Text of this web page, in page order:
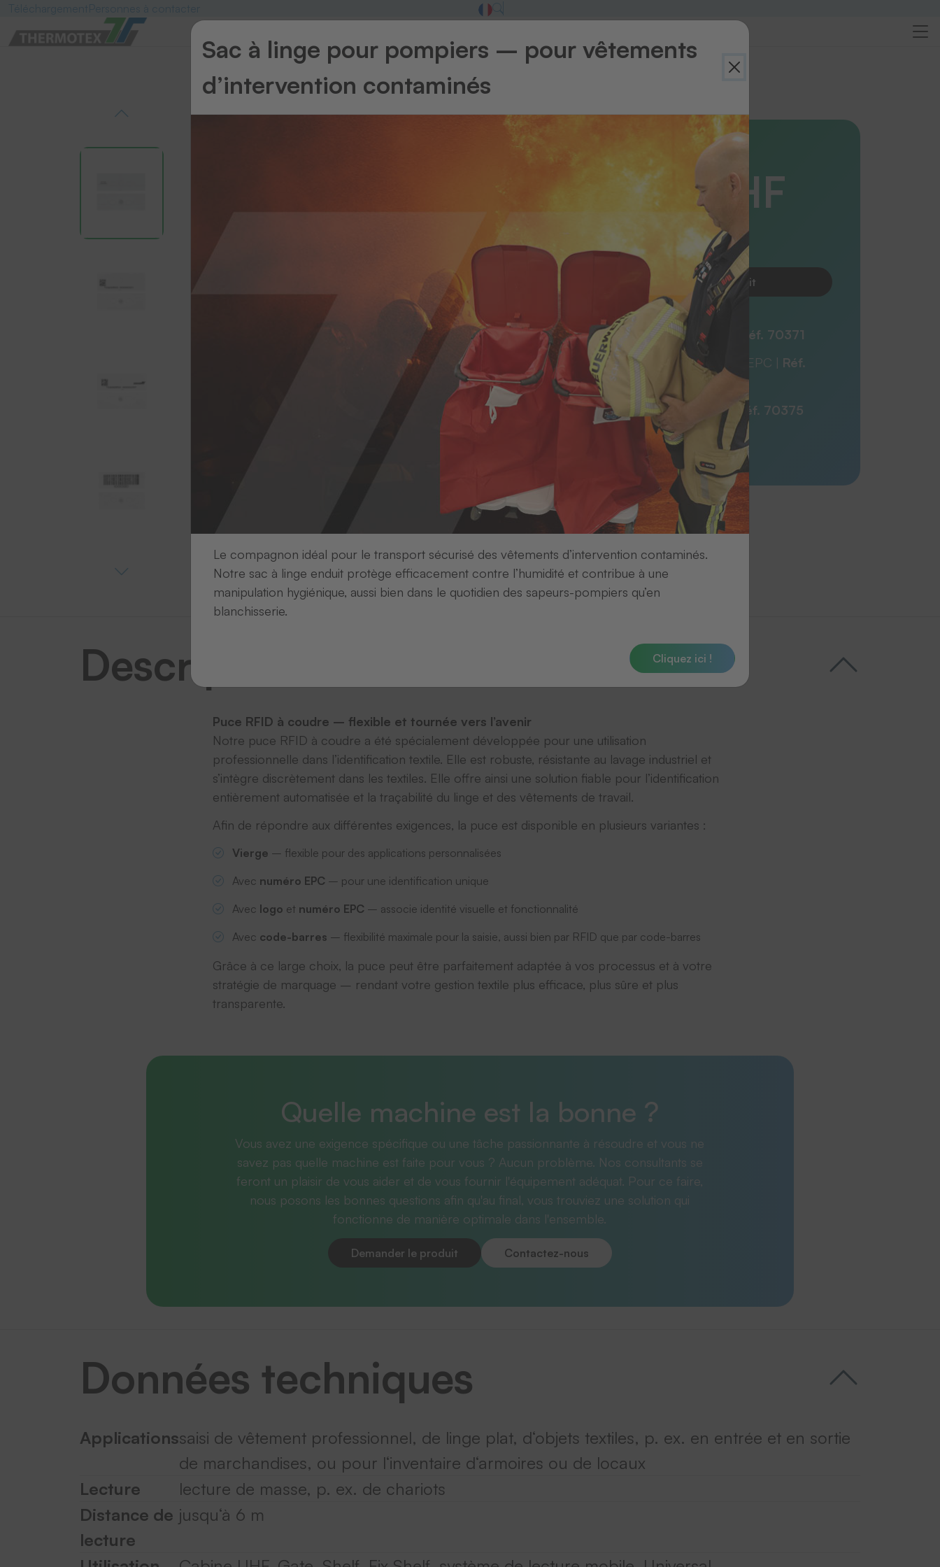
Puces UHF
F13
Demander le produit
Puce F13 Vierge |Réf. 70370
Puce F13 avec numéro EPC
| Réf. 70371
Puce F13 avec logo et numéro EPC | Réf.
70373
Puce F13 avec code-barres |
Réf. 70375
Description
Puce RFID à coudre – flexible et tournée vers l’avenir
Notre puce RFID à coudre a été spécialement développée pour une utilisation
professionnelle dans l’identification textile. Elle est robuste, résistante au lavage industriel et
s’intègre discrètement dans les textiles. Elle offre ainsi une solution fiable pour l’identification
entièrement automatisée et la traçabilité du linge et des vêtements de travail.
Afin de répondre aux différentes exigences, la puce est disponible en plusieurs variantes :
Vierge – flexible pour des applications personnalisées
Avec numéro EPC – pour une identification unique
Avec logo et numéro EPC – associe identité visuelle et fonctionnalité
Avec code-barres – flexibilité maximale pour la saisie, aussi bien par RFID que par code-barres
Grâce à ce large choix, la puce peut être parfaitement adaptée à vos processus et à votre
stratégie de marquage – rendant votre gestion textile plus efficace, plus sûre et plus
transparente.
Quelle machine est la bonne ?
Vous avez une exigence spécifique ou une tâche passionnante à résoudre et vous ne
savez pas quelle machine est faite pour vous ? Aucun problème. Nos consultants se
feront un plaisir de vous aider et de vous fournir l'équipement adéquat. Pour ce faire,
nous posons les bonnes questions afin qu'au final, vous trouviez une solution qui
fonctionne de manière optimale dans l'ensemble.
Demander le produit Contactez-nous
Données techniques
Applicationssaisi de vêtement professionnel, de linge plat, d‘objets textiles, p. ex. en entrée et en sortie
de marchandises, ou pour l‘inventaire d‘armoires ou de locaux
Lecture
lecture de masse, p. ex. de chariots
Distance de
lecture
jusqu‘à 6 m
Sac à linge pour pompiers – pour vêtements
d’intervention contaminés
Le compagnon idéal pour le transport sécurisé des vêtements d’intervention contaminés.
Notre sac à linge enduit protège efficacement contre l’humidité et contribue à une
manipulation hygiénique, aussi bien dans le quotidien des sapeurs-pompiers qu’en
blanchisserie.
Cliquez ici !